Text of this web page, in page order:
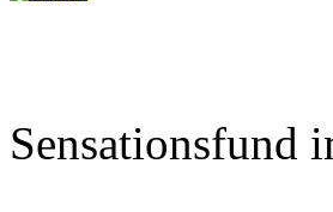
Sensationsfund